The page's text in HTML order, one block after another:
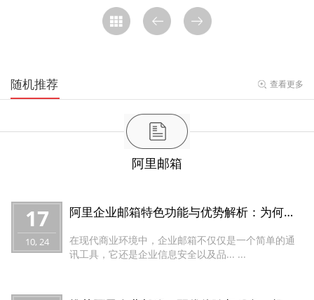
随机推荐 查看更多
阿里邮箱
17
10, 24
阿里企业邮箱特色功能与优势解析：为何选择桑桥网络代理商？
在现代商业环境中，企业邮箱不仅仅是一个简单的通
讯工具，它还是企业信息安全以及品... ...